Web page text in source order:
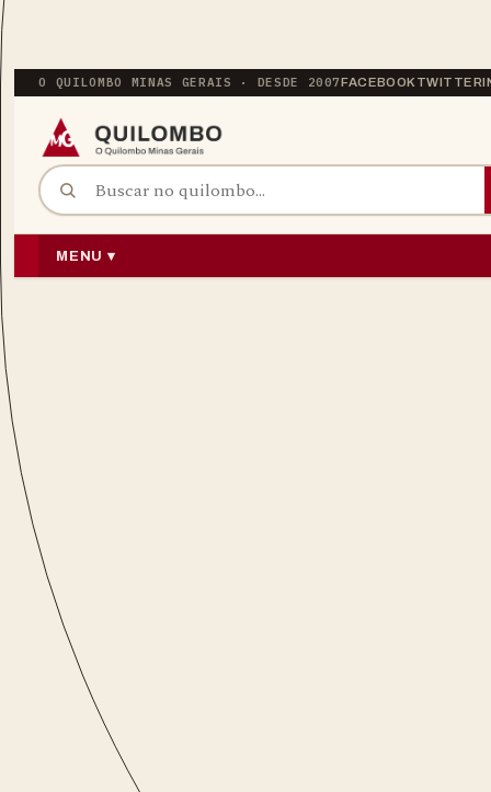
PULAR PARA O CONTEÚDO
O QUILOMBO MINAS GERAIS · DESDE 2007FACEBOOK TWITTER
BUSCAR POR:
MENU ▾